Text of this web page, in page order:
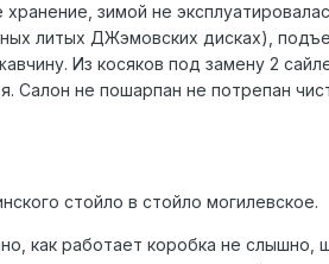
зимой не
литых ДЖэмовских дисках),
Из косяков под замену 2
Салон не пошарпан не потрепан
стойло в стойло могилевское.
как работает коробка не слышно,